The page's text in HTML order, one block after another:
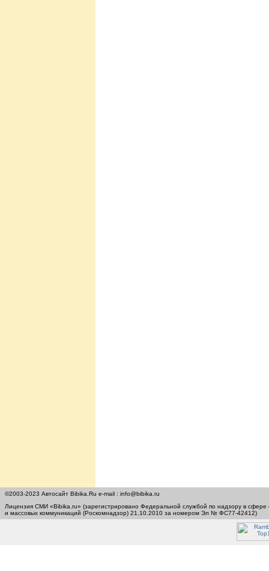
©2003-2023 Автосайт Bibika.Ru e-mail : info@bibika.ru
Лицензия СМИ «Bibika.ru» (зарегистрировано Федеральной службой по надзору в
и массовых коммуникаций (Роскомнадзор) 21.10.2010 за номером Эл № ФС77-42412)